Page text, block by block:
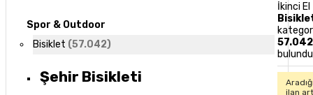
Spor & Outdoor
Bisiklet (57.042)
Şehir Bisikleti
İkinci El
57.042
bulundu
ilan